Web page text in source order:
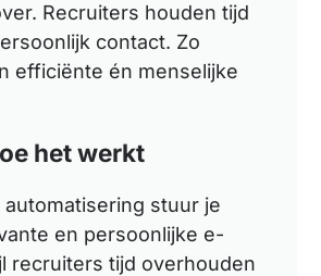
Recruiters houden tijd
contact. Zo
efficiënte én menselijke
het werkt
automatisering stuur je
en persoonlijke e-
recruiters tijd overhouden